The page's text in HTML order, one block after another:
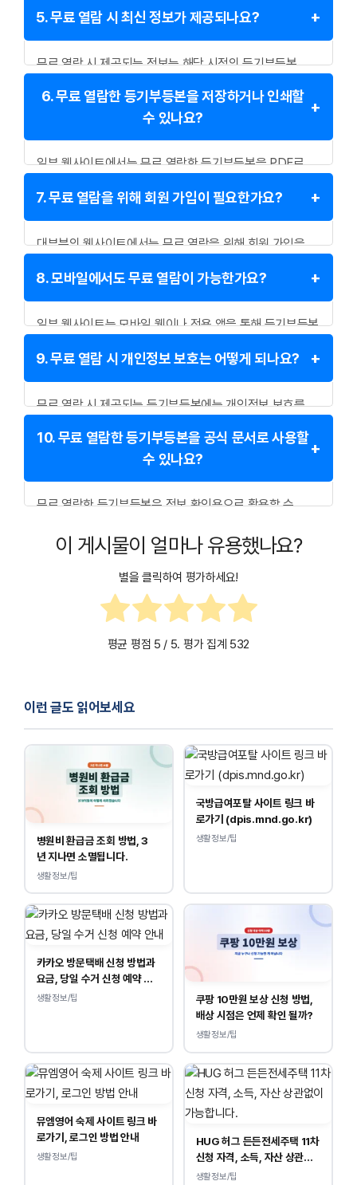
전환되거나 일정 기간 후에 다시 무료 열람 기회를
5. 무료 열람 시 최신 정보가 제공되나요?
무료 열람 시 제공되는 정보는 해당 시점의 등기부등본
중요한 거래를 앞두고 있다면 대법원 인터넷등기소를 통해
최신 정보를 확인하는 것이 좋습니다.
6. 무료 열람한 등기부등본을 저장하거나 인쇄할
수 있나요?
일부 웹사이트에서는 무료 열람한 등기부등본을 PDF로
사이트별로 정책이 다를 수 있으므로 확인이 필요합니다.
7. 무료 열람을 위해 회원 가입이 필요한가요?
대부분의 웹사이트에서는 무료 열람을 위해 회원 가입을
제공합니다.
8. 모바일에서도 무료 열람이 가능한가요?
일부 웹사이트는 모바일 웹이나 전용 앱을 통해 등기부등본
(아파트 실거래) 등이 모바일 지원을 하고 있습니다.
9. 무료 열람 시 개인정보 보호는 어떻게 되나요?
무료 열람 시 제공되는 등기부등본에는 개인정보 보호를
있습니다.
10. 무료 열람한 등기부등본을 공식 문서로 사용할
수 있나요?
무료 열람한 등기부등본은 정보 확인용으로 활용할 수
공식 문서가 필요하다면 대법원 인터넷등기소를 통해
유료로 발급받아야 합니다.
이 게시물이 얼마나 유용했나요?
별을 클릭하여 평가하세요!
평균 평점 5 / 5. 평가 집계 532
이런 글도 읽어보세요
병원비 환급금 조회 방법, 3
년 지나면 소멸됩니다.
생활정보/팁
국방급여포탈 사이트 링크 바
로가기 (dpis.mnd.go.kr)
생활정보/팁
카카오 방문택배 신청 방법과
요금, 당일 수거 신청 예약 안
내
생활정보/팁
쿠팡 10만원 보상 신청 방법,
배상 시점은 언제 확인 될까?
생활정보/팁
뮤엠영어 숙제 사이트 링크 바
로가기, 로그인 방법 안내
생활정보/팁
HUG 허그 든든전세주택 11차
신청 자격, 소득, 자산 상관없
이 가능합니다.
생활정보/팁